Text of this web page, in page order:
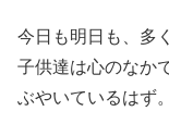
今日も明日も、多
子供達は心のなか
ぶやいているはず。